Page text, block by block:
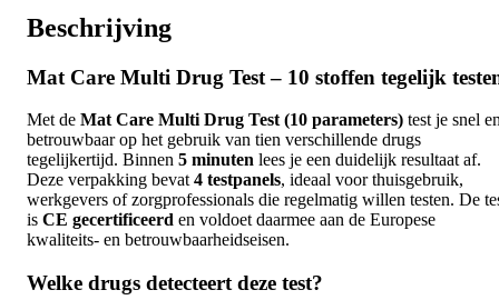
Beschrijving
Mat Care Multi Drug Test – 10 stoffen tegelijk
Met de Mat Care Multi Drug Test (10 parameters) test je snel
betrouwbaar op het gebruik van tien verschillende drugs
tegelijkertijd. Binnen 5 minuten lees je een duidelijk resultaat af.
Deze verpakking bevat4 testpanels, ideaal voor thuisgebruik,
werkgevers of zorgprofessionals die regelmatig willen testen. De
is CE gecertificeerd en voldoet daarmee aan de Europese
kwaliteits- en betrouwbaarheidseisen.
Welke drugs detecteert deze test?